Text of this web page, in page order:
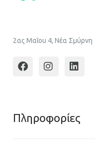
2ας Μαΐου 4, Νέα Σμύρνη
Πληροφoρίες